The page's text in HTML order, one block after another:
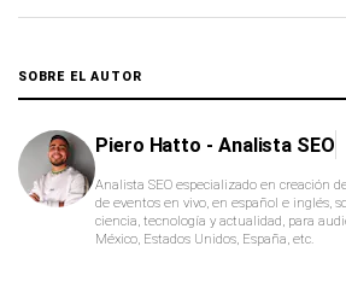
SOBRE EL AUTOR
Piero Hatto - Analista SEO
Analista SEO especializado en creación
de eventos en vivo, en español e inglés,
ciencia, tecnología y actualidad, para
México, Estados Unidos, España, etc.